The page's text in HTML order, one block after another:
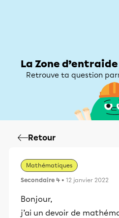
La Zone
Retrouve ta question
Retour
Mathématiques
Secondaire 4 • 12 janvier 2022
Bonjour,
j’ai un devoir de